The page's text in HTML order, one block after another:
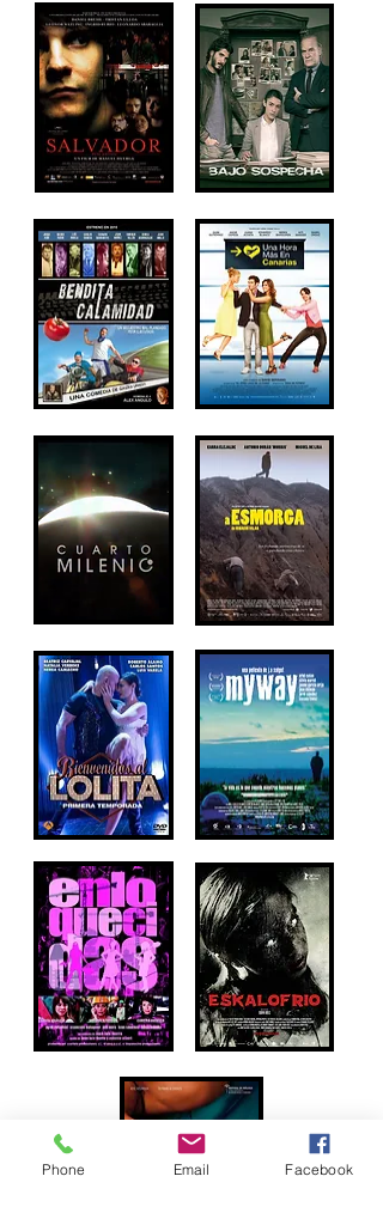
Phone Email Facebook